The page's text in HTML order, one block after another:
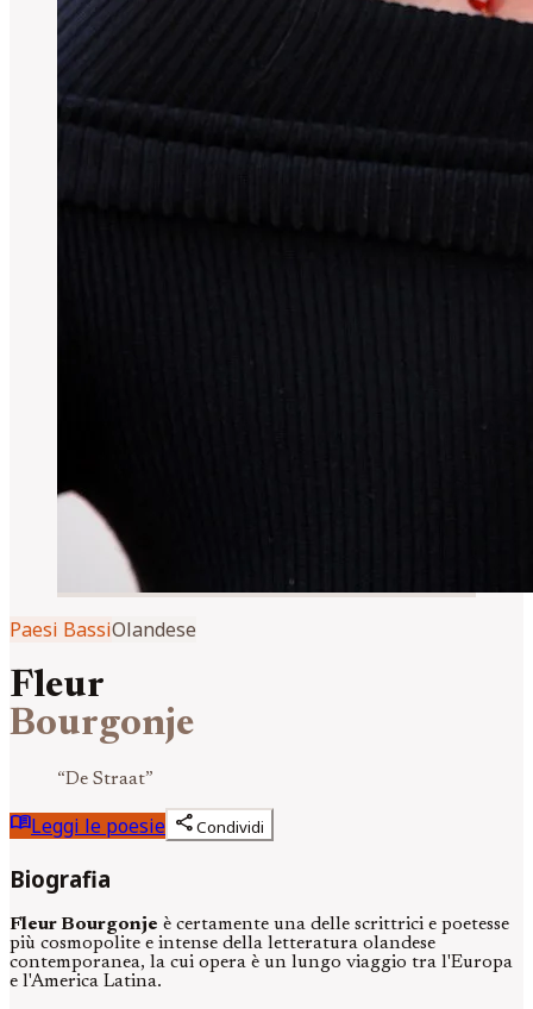
Paesi BassiOlandese
Fleur
Bourgonje
“De Straat”
menu_bookLeggi le poesie shareCondividi
Biografia
Fleur Bourgonje è certamente una delle scrittrici e poetesse
più cosmopolite e intense della letteratura olandese
contemporanea, la cui opera è un lungo viaggio tra l'Europa
e l'America Latina.